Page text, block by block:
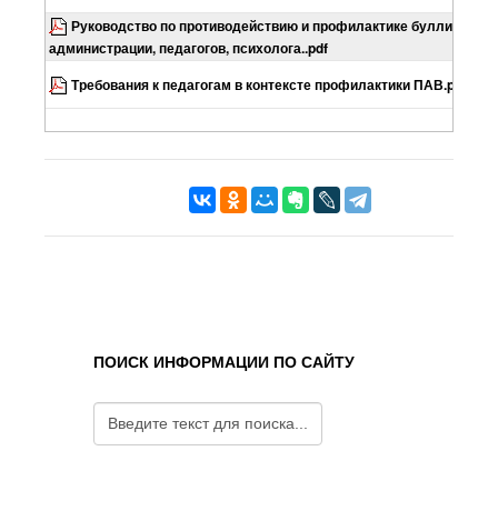
Руководство по противодействию и профилактике буллинга
администрации, педагогов, психолога..pdf
Требования к педагогам в контексте профилактики ПАВ.pdf
ПОИСК ИНФОРМАЦИИ ПО САЙТУ